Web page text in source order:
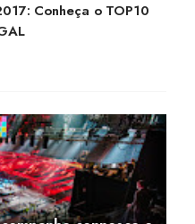
Conheça o TOP10